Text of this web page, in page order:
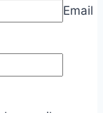
Email